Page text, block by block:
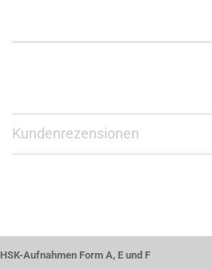
Kundenrezensionen
HSK-Aufnahmen Form A, E und F